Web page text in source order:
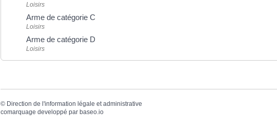
Loisirs
Arme de catégorie C
Loisirs
Arme de catégorie D
Loisirs
© Direction de l'information légale et administrative
comarquage developpé par baseo.io